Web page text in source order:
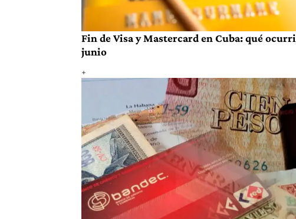
Fin de Visa y Mastercard en Cuba: qué
junio